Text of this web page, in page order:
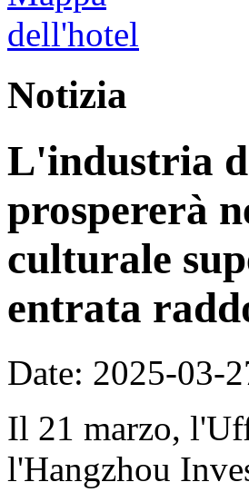
Notizia
L'industria
prospererà
culturale
entrata
Date: 2025-03-
Il 21 marzo,
l'Hangzhou